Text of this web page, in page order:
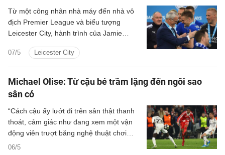
07/5 Leicester City
Từ một công nhân nhà máy đến nhà vô
địch Premier League và biểu tượng
Leicester City, hành trình của Jamie
bộ phim mới sắp được công chiếu vào
ngày 12/5 tới.
Michael Olise: Từ cậu bé trầm lặng đến ngôi sao
sân cỏ
06/5
“Cách cậu ấy lướt đi trên sân thật thanh
thoát, cảm giác như đang xem một vận
động viên trượt băng nghệ thuật chơi
bóng. Mọi thứ đều nhẹ nhàng và tự nhiên